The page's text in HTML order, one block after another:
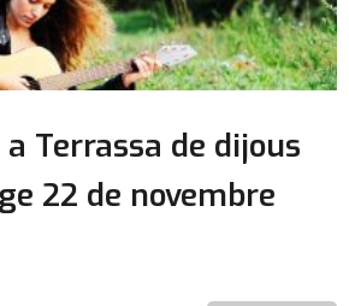
Terrassa de dijous
22 de novembre